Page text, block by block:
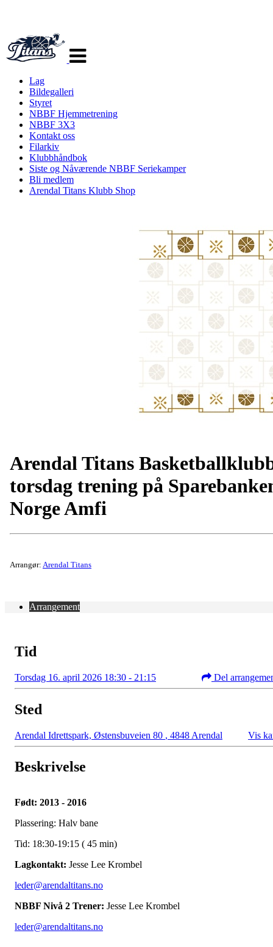
navigasjon
Lag
Bildegalleri
Styret
NBBF Hjemmetrening
NBBF 3X3
Kontakt oss
Filarkiv
Klubbhåndbok
Siste og Nåværende NBBF Seriekamper
Bli medlem
Arendal Titans Klubb Shop
Arendal Titans
torsdag trening på
Norge Amfi
Arrangør: Arendal Titans
Arrangement
Tid
Torsdag 16. april 2026 18:30 - 21:15 Del
Sted
Arendal Idrettspark, Østensbuveien 80 , 4848 Arendal Vis
Beskrivelse
Født: 2013 - 2016
Plassering: Halv bane
Tid: 18:30-19:15 ( 45 min)
Lagkontakt: Jesse Lee Krombel
leder@arendaltitans.no
NBBF Nivå 2 Trener: Jesse Lee Krombel
leder@arendaltitans.no